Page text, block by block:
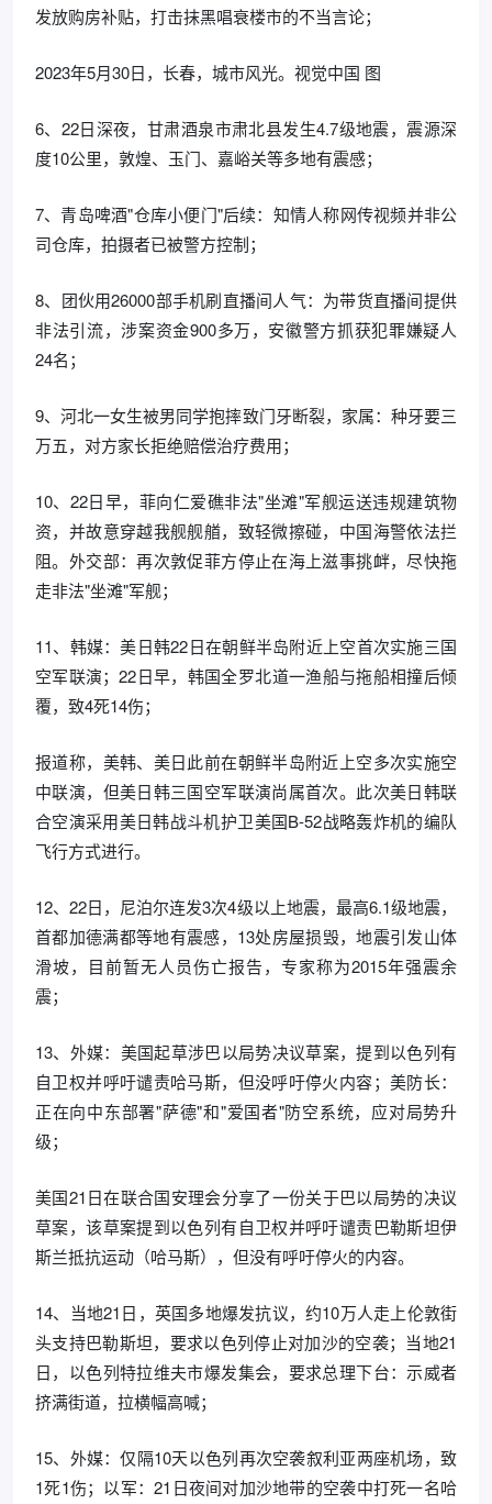
发放购房补贴，打击抹黑唱衰楼市的不当言论；
2023年5月30日，长春，城市风光。视觉中国 图
6、22日深夜，甘肃酒泉市肃北县发生4.7级地震，震源深
度10公里，敦煌、玉门、嘉峪关等多地有震感；
7、青岛啤酒"仓库小便门"后续：知情人称网传视频并非公
司仓库，拍摄者已被警方控制；
8、团伙用26000部手机刷直播间人气：为带货直播间提供
非法引流，涉案资金900多万，安徽警方抓获犯罪嫌疑人
24名；
9、河北一女生被男同学抱摔致门牙断裂，家属：种牙要三
万五，对方家长拒绝赔偿治疗费用；
10、22日早，菲向仁爱礁非法"坐滩"军舰运送违规建筑物
资，并故意穿越我舰舰艏，致轻微擦碰，中国海警依法拦
阻。外交部：再次敦促菲方停止在海上滋事挑衅，尽快拖
走非法"坐滩"军舰；
11、韩媒：美日韩22日在朝鲜半岛附近上空首次实施三国
空军联演；22日早，韩国全罗北道一渔船与拖船相撞后倾
覆，致4死14伤；
报道称，美韩、美日此前在朝鲜半岛附近上空多次实施空
中联演，但美日韩三国空军联演尚属首次。此次美日韩联
合空演采用美日韩战斗机护卫美国B-52战略轰炸机的编队
飞行方式进行。
12、22日，尼泊尔连发3次4级以上地震，最高6.1级地震，
首都加德满都等地有震感，13处房屋损毁，地震引发山体
滑坡，目前暂无人员伤亡报告，专家称为2015年强震余
震；
13、外媒：美国起草涉巴以局势决议草案，提到以色列有
自卫权并呼吁谴责哈马斯，但没呼吁停火内容；美防长：
正在向中东部署"萨德"和"爱国者"防空系统，应对局势升
级；
美国21日在联合国安理会分享了一份关于巴以局势的决议
草案，该草案提到以色列有自卫权并呼吁谴责巴勒斯坦伊
斯兰抵抗运动（哈马斯），但没有呼吁停火的内容。
14、当地21日，英国多地爆发抗议，约10万人走上伦敦街
头支持巴勒斯坦，要求以色列停止对加沙的空袭；当地21
日，以色列特拉维夫市爆发集会，要求总理下台：示威者
挤满街道，拉横幅高喊；
15、外媒：仅隔10天以色列再次空袭叙利亚两座机场，致
1死1伤；以军：21日夜间对加沙地带的空袭中打死一名哈